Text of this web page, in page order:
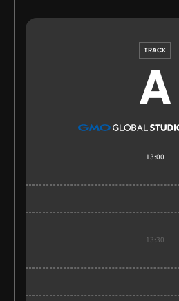
・当選はお一人様1回限りとさせていただき
・落選連絡は行っておりません。あらかじめ
・キャンペーン主催：GMOインターネット
devrel@gmo.jp）までお願いいた
TRACK
A
13:00
13:30